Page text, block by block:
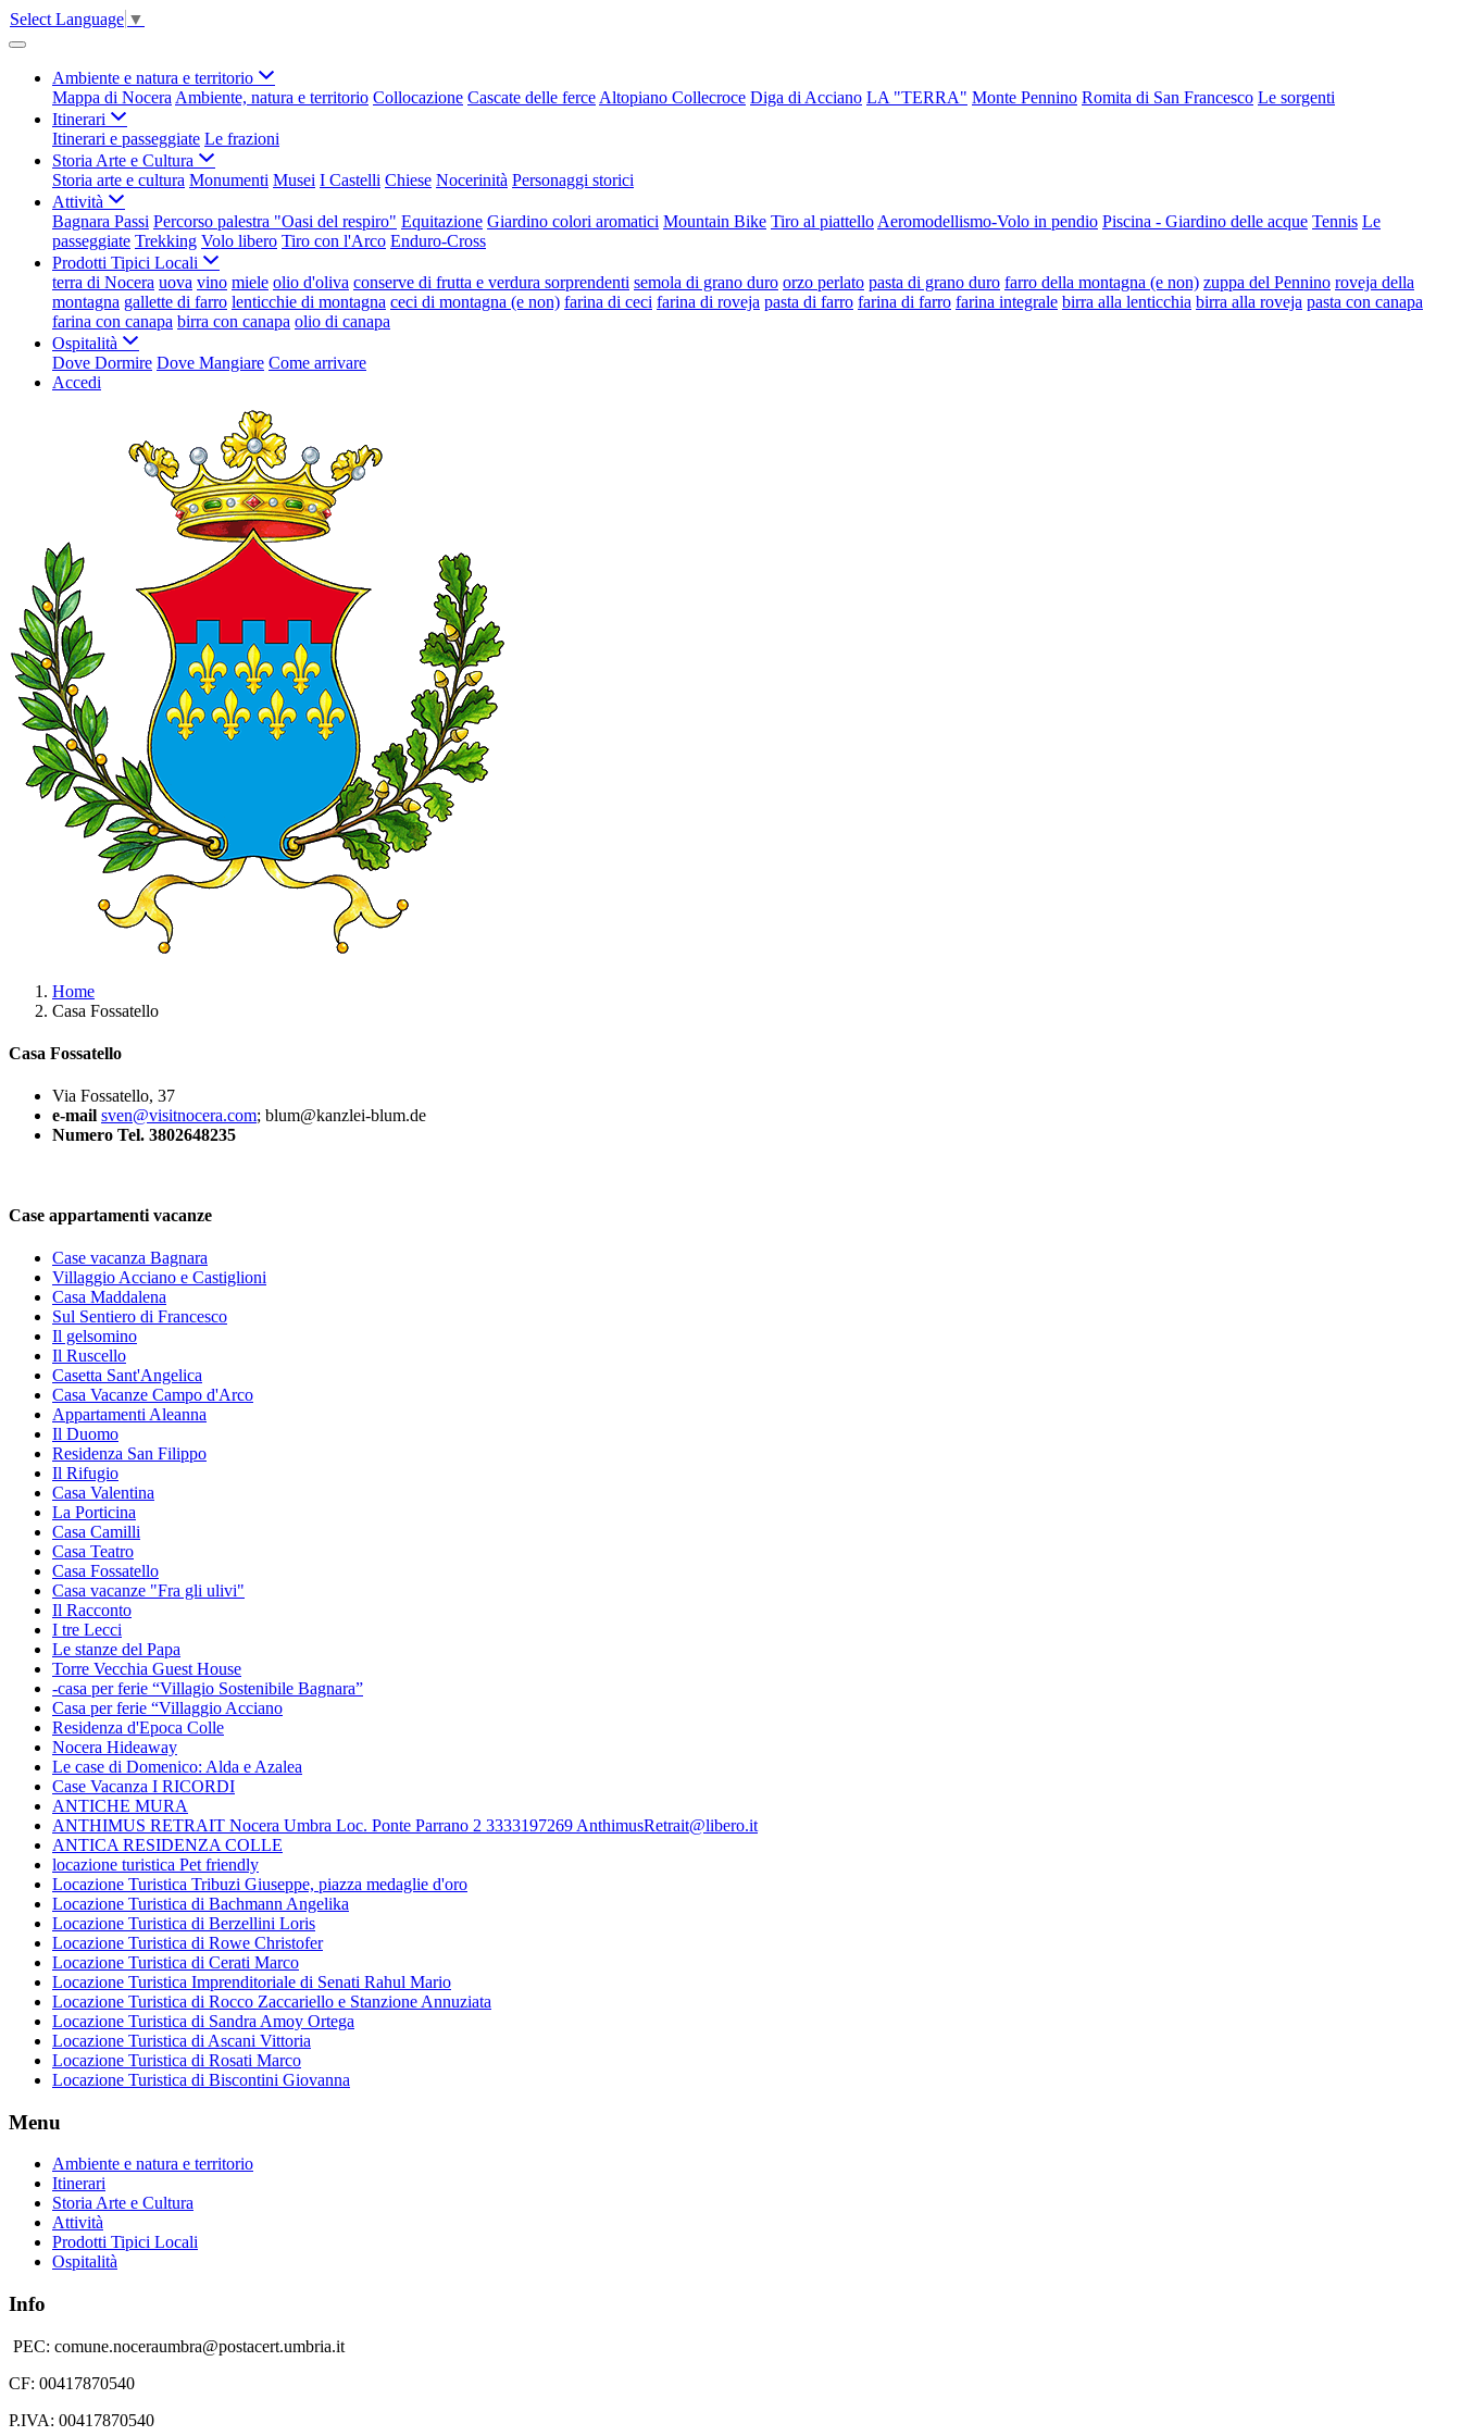
Select Language ▼
Ambiente e natura e territorio
Mappa di Nocera Ambiente, natura e territorio Collocazione Cascate delle ferce Altopiano Collecroce Diga di Acciano LA "TERRA" Monte Pennino Romita di San Francesco Le sorgenti
Itinerari
Itinerari e passeggiate Le frazioni
Storia Arte e Cultura
Storia arte e cultura Monumenti Musei I Castelli Chiese Nocerinità Personaggi storici
Attività
Bagnara Passi Percorso palestra "Oasi del respiro" Equitazione Giardino colori aromatici Mountain Bike Tiro al piattello Aeromodellismo-Volo in pendio Piscina - Giardino delle acque Tennis Le
passeggiate Trekking Volo libero Tiro con l'Arco Enduro-Cross
Prodotti Tipici Locali
terra di Nocera uova vino miele olio d'oliva conserve di frutta e verdura sorprendenti semola di grano duro orzo perlato pasta di grano duro farro della montagna (e non) zuppa del Pennino roveja della
montagna gallette di farro lenticchie di montagna ceci di montagna (e non) farina di ceci farina di roveja pasta di farro farina di farro farina integrale birra alla lenticchia birra alla roveja pasta con canapa
farina con canapa birra con canapa olio di canapa
Ospitalità
Dove Dormire Dove Mangiare Come arrivare
Accedi
Home
Casa Fossatello
Casa Fossatello
Via Fossatello, 37
e-mail sven@visitnocera.com; blum@kanzlei-blum.de
Numero Tel. 3802648235
Case appartamenti vacanze
Case vacanza Bagnara
Villaggio Acciano e Castiglioni
Casa Maddalena
Sul Sentiero di Francesco
Il gelsomino
Il Ruscello
Casetta Sant'Angelica
Casa Vacanze Campo d'Arco
Appartamenti Aleanna
Il Duomo
Residenza San Filippo
Il Rifugio
Casa Valentina
La Porticina
Casa Camilli
Casa Teatro
Casa Fossatello
Casa vacanze "Fra gli ulivi"
Il Racconto
I tre Lecci
Le stanze del Papa
Torre Vecchia Guest House
-casa per ferie “Villagio Sostenibile Bagnara”
Casa per ferie “Villaggio Acciano
Residenza d'Epoca Colle
Nocera Hideaway
Le case di Domenico: Alda e Azalea
Case Vacanza I RICORDI
ANTICHE MURA
ANTHIMUS RETRAIT Nocera Umbra Loc. Ponte Parrano 2 3333197269 AnthimusRetrait@libero.it
ANTICA RESIDENZA COLLE
locazione turistica Pet friendly
Locazione Turistica Tribuzi Giuseppe, piazza medaglie d'oro
Locazione Turistica di Bachmann Angelika
Locazione Turistica di Berzellini Loris
Locazione Turistica di Rowe Christofer
Locazione Turistica di Cerati Marco
Locazione Turistica Imprenditoriale di Senati Rahul Mario
Locazione Turistica di Rocco Zaccariello e Stanzione Annuziata
Locazione Turistica di Sandra Amoy Ortega
Locazione Turistica di Ascani Vittoria
Locazione Turistica di Rosati Marco
Locazione Turistica di Biscontini Giovanna
Menu
Ambiente e natura e territorio
Itinerari
Storia Arte e Cultura
Attività
Prodotti Tipici Locali
Ospitalità
Info
PEC: comune.noceraumbra@postacert.umbria.it
CF: 00417870540
P.IVA: 00417870540